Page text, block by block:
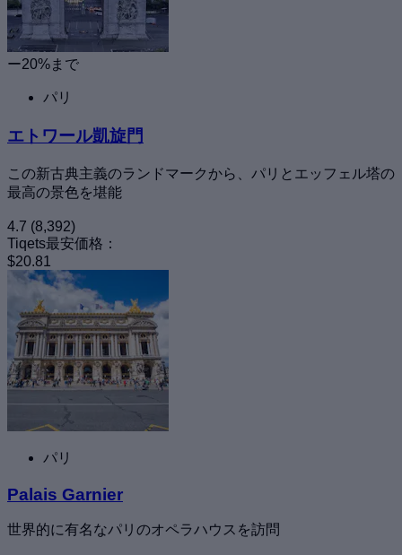
ー20%まで
パリ
エトワール凱旋門
この新古典主義のランドマークから、パリとエッフェル塔の
最高の景色を堪能
4.7 (8,392)
Tiqets最安価格：
$20.81
パリ
Palais Garnier
世界的に有名なパリのオペラハウスを訪問